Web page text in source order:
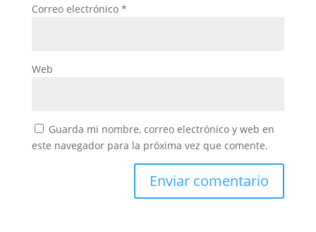
Correo electrónico *
Web
Guarda mi nombre, correo electrónico y web en
este navegador para la próxima vez que comente.